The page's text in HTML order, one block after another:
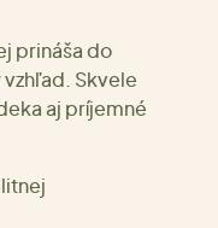
prináša do
Skvele
aj príjemné